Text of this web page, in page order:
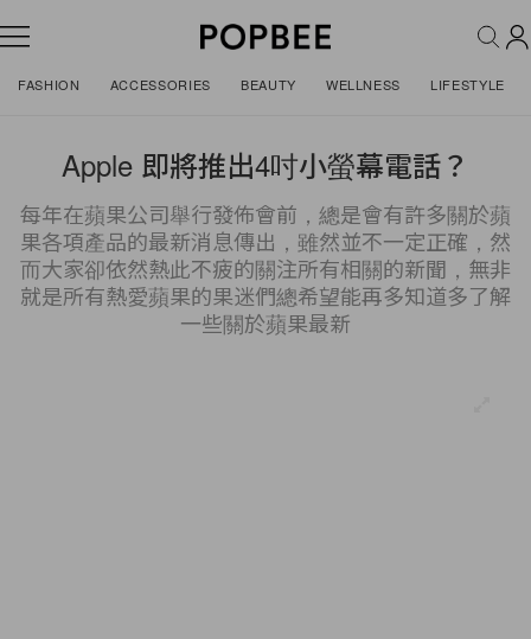
FASHION ACCESSORIES BEAUTY WELLNESS LIFESTYLE
Apple 即將推出4吋小螢幕電話？
每年在蘋果公司舉行發佈會前，總是會有許多關於蘋
果各項產品的最新消息傳出，雖然並不一定正確，然
而大家卻依然熱此不疲的關注所有相關的新聞，無非
就是所有熱愛蘋果的果迷們總希望能再多知道多了解
一些關於蘋果最新